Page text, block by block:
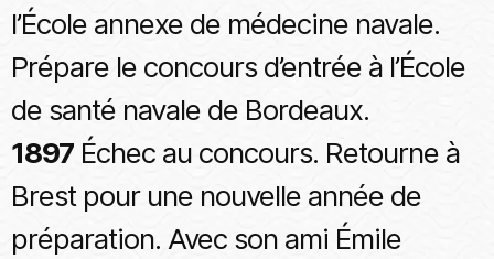
l’École annexe de médecine navale.
Prépare le concours d’entrée à l’École
de santé navale de Bordeaux.
1897 Échec au concours. Retourne à
Brest pour une nouvelle année de
préparation. Avec son ami Émile